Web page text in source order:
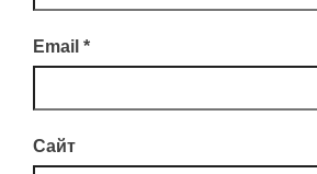
Email *
Сайт